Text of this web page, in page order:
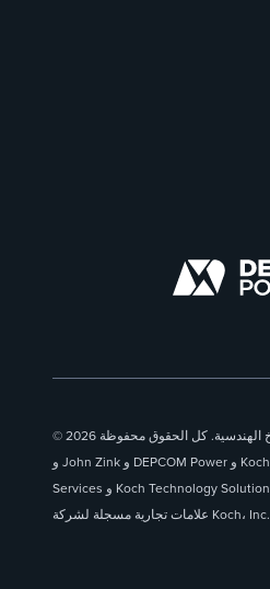
© 2026 حلول كوخ الهندسية. كل الحقوق محفوظة. Koch Engineered Solutions
و John Zink و DEPCOM Power و Koch-Glitsch و Koch Specialty Plant
Services و Koch Technology Solutions و Optimized Process Designs هي
علامات تجارية مسجلة لشركة Koch، Inc.